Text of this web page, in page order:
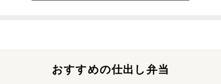
おすすめの仕出し弁当